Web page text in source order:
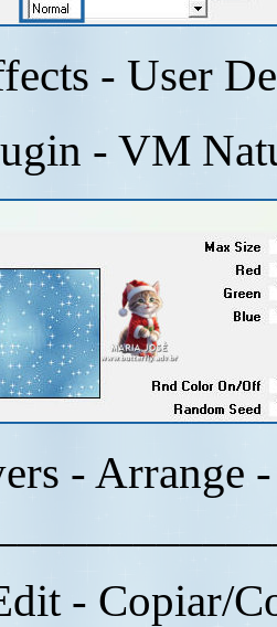
- User
- VM
- Arrange
- Copiar/